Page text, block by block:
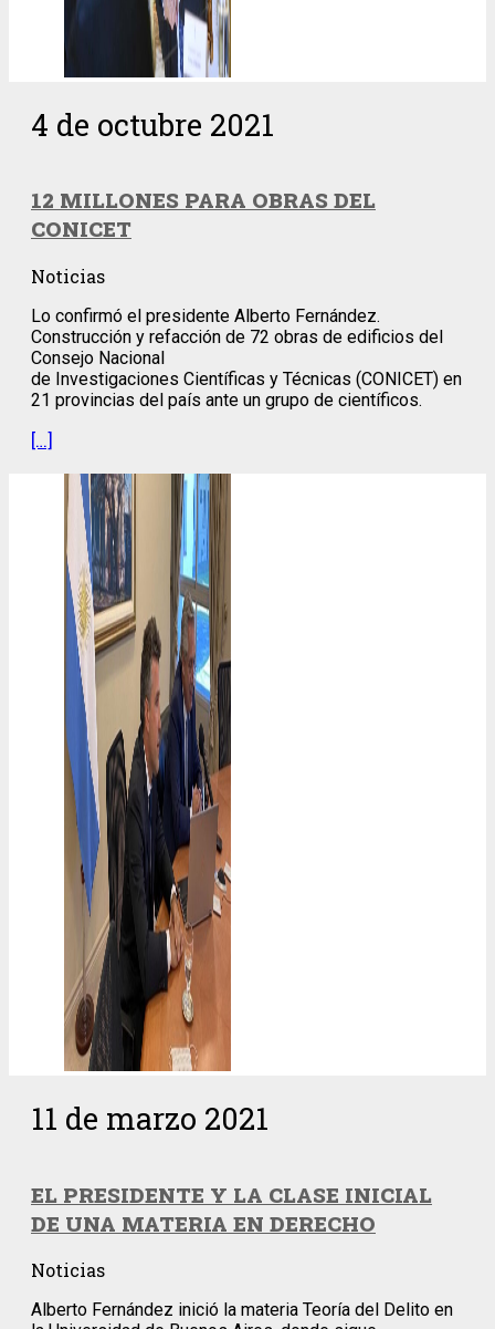
4 de octubre 2021
12 MILLONES PARA OBRAS DEL
CONICET
Noticias
Lo confirmó el presidente Alberto Fernández.
Construcción y refacción de 72 obras de edificios del
Consejo Nacional
de Investigaciones Científicas y Técnicas (CONICET) en
21 provincias del país ante un grupo de científicos.
[…]
11 de marzo 2021
EL PRESIDENTE Y LA CLASE INICIAL
DE UNA MATERIA EN DERECHO
Noticias
Alberto Fernández inició la materia Teoría del Delito en